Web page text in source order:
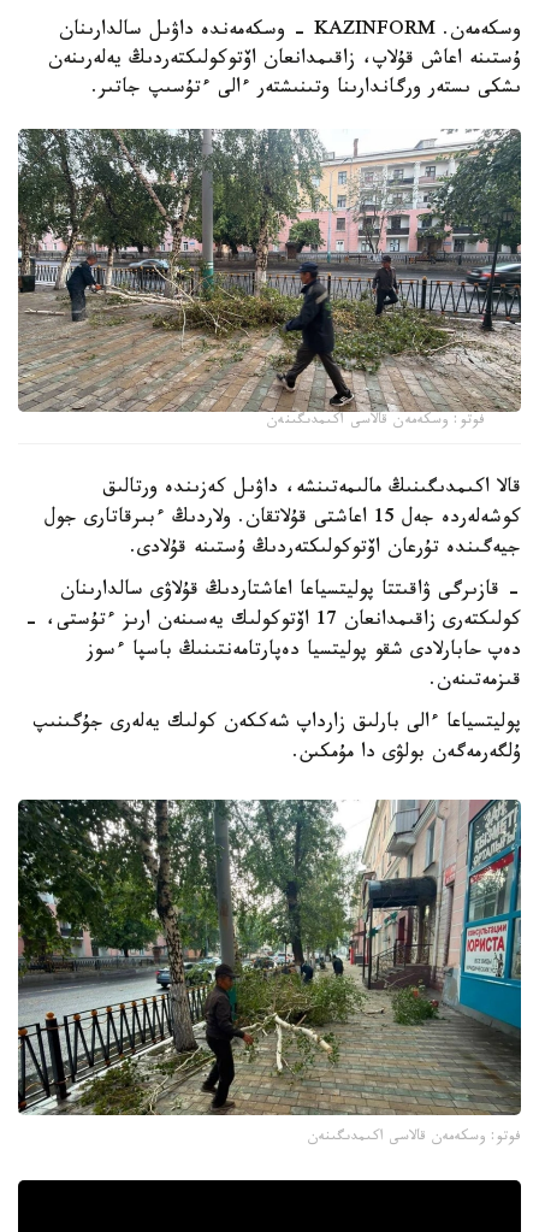
وسكەمەن. KAZINFORM - وسكەمەندە داۋىل سالدارىنان
ۇستىنە اعاش قۇلاپ، زاقىمدانعان اۆتوكولىكتەردىڭ يەلەرىنەن
ىشكى ىستەر ورگاندارىنا وتىنىشتەر ءالى ءتۇسىپ جاتىر.
فوتو: وسكەمەن قالاسى اكىمدىگىنەن
قالا اكىمدىگىنىڭ مالىمەتىنشە، داۋىل كەزىندە ورتالىق
كوشەلەردە جەل 15 اعاشتى قۇلاتقان. ولاردىڭ ءبىرقاتارى جول
جيەگىندە تۇرعان اۆتوكولىكتەردىڭ ۇستىنە قۇلادى.
- قازىرگى ۋاقىتتا پوليتسياعا اعاشتاردىڭ قۇلاۋى سالدارىنان
كولىكتەرى زاقىمدانعان 17 اۆتوكولىك يەسىنەن ارىز ءتۇستى، -
دەپ حابارلادى شقو پوليتسيا دەپارتامەنتىنىڭ باسپا ءسوز
قىزمەتىنەن.
پوليتسياعا ءالى بارلىق زارداپ شەككەن كولىك يەلەرى جۇگىنىپ
ۇلگەرمەگەن بولۋى دا مۇمكىن.
فوتو: وسكەمەن قالاسى اكىمدىگىنەن